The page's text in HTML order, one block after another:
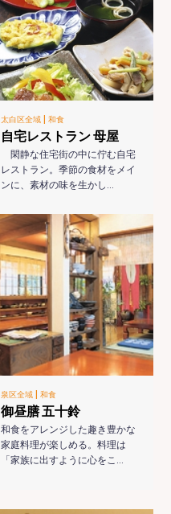
太白区全域 | 和食
自宅レストラン 母屋
閑静な住宅街の中に佇む自宅
レストラン。季節の食材をメイ
ンに、素材の味を生かし…
泉区全域 | 和食
御昼膳 五十鈴
和食をアレンジした趣き豊かな
家庭料理が楽しめる。料理は
「家族に出すように心をこ…